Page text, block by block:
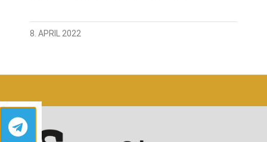
8. APRIL 2022